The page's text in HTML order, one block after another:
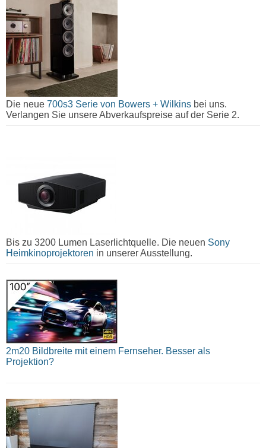
Die neue 700s3 Serie von Bowers + Wilkins bei uns.
Verlangen Sie unsere Abverkaufspreise auf der Serie 2.
Bis zu 3200 Lumen Laserlichtquelle. Die neuen Sony
Heimkinoprojektoren in unserer Ausstellung.
2m20 Bildbreite mit einem Fernseher. Besser als
Projektion?